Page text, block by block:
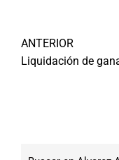
ANTERIOR